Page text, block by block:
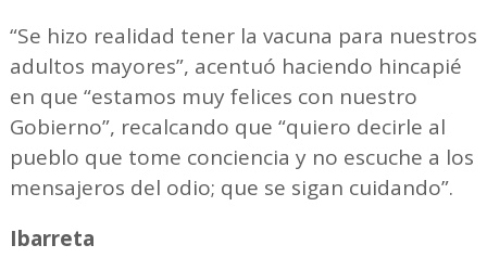
“Se hizo realidad tener la vacuna para nuestros
adultos mayores”, acentuó haciendo hincapié
en que “estamos muy felices con nuestro
Gobierno”, recalcando que “quiero decirle al
pueblo que tome conciencia y no escuche a los
mensajeros del odio; que se sigan cuidando”.
Ibarreta